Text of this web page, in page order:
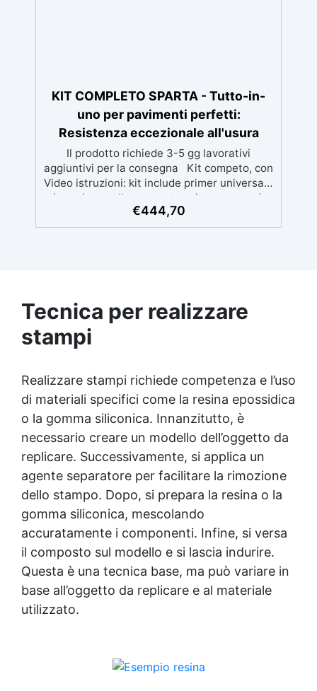
KIT COMPLETO SPARTA - Tutto-in-
uno per pavimenti perfetti:
Resistenza eccezionale all'usura
Il prodotto richiede 3-5 gg lavorativi
aggiuntivi per la consegna Kit competo, con
Video istruzioni: kit include primer universale
(per piasterelle, cemento, microcemento)
resina rivestimento antigraffio, pronto
all'uso! Massima resistenza all'usura: il
semplice: la formulazione ad asciugatura
veloce consente di completare l'intero
processo in un solo giorno, anche per utenti
non professionisti.​ Finitura estetica
per creare pavimenti con effetti unici e
brillanti.​​ Versatilità d'uso: adatto per
professionisti, hobbisti e ambienti industriali
che richiedono pavimenti resistenti e di
qualità superiore. La quantità di flakes
dipende dal design scelto (copertura
parziale o totale). Il consumo consigliato di
0,15–0,2 kg/m² si basa su una copertura
parziale. Per una copertura totale, è
necessario raddoppiare la quantità
consigliata. Sparta Top: Consumo
consigliato: 0,2 kg/m². Si prega di rispettare
questa indicazione, poiché la quantità del
prodotto è calcolata in base a questo
consumo. ​
€444,70
Tecnica per realizzare
stampi
Realizzare stampi richiede competenza e l’uso
di materiali specifici come la resina epossidica
o la gomma siliconica. Innanzitutto, è
necessario creare un modello dell’oggetto da
replicare. Successivamente, si applica un
agente separatore per facilitare la rimozione
dello stampo. Dopo, si prepara la resina o la
gomma siliconica, mescolando
accuratamente i componenti. Infine, si versa
il composto sul modello e si lascia indurire.
Questa è una tecnica base, ma può variare in
base all’oggetto da replicare e al materiale
utilizzato.